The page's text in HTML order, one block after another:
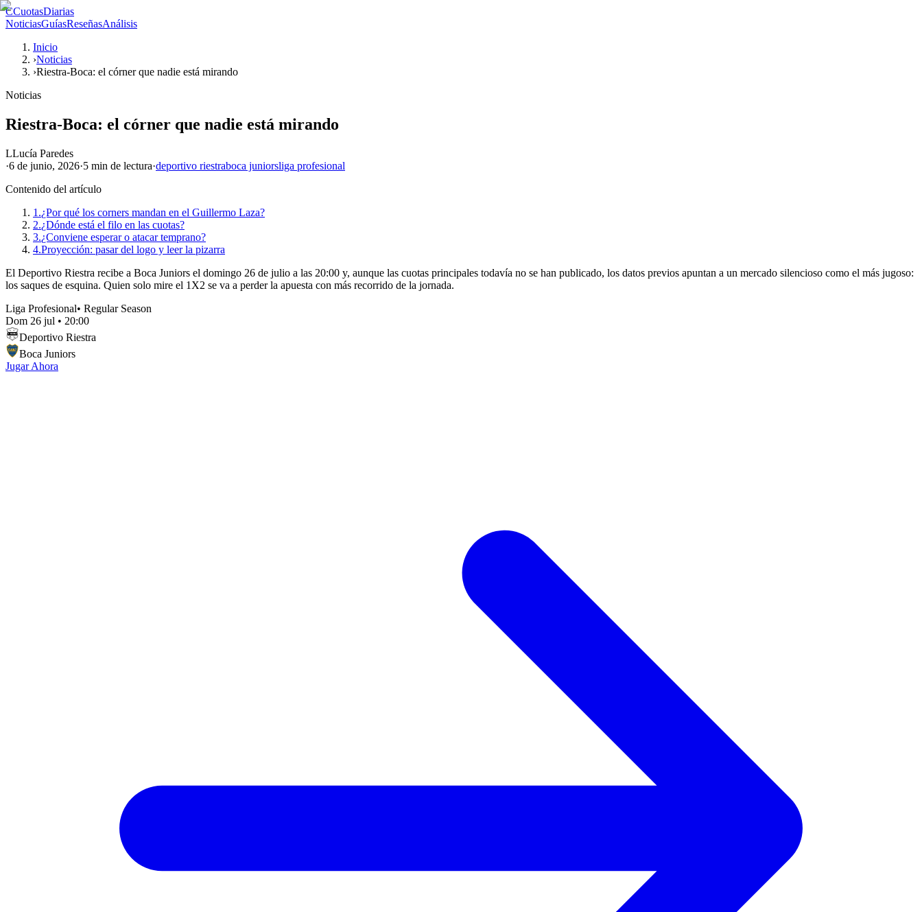
CCuotasDiarias
NoticiasGuíasReseñasAnálisis
Inicio
›Noticias
›Riestra-Boca: el córner que nadie está mirando
Noticias
Riestra-Boca: el córner que nadie está mirando
LLucía Paredes
·6 de junio, 2026·5 min de lectura·deportivo riestraboca juniorsliga profesional
Contenido del artículo
1.¿Por qué los corners mandan en el Guillermo Laza?
2.¿Dónde está el filo en las cuotas?
3.¿Conviene esperar o atacar temprano?
4.Proyección: pasar del logo y leer la pizarra
El Deportivo Riestra recibe a Boca Juniors el domingo 26 de julio a las 20:00 y, aunque las cuotas principales todavía no se han publicado, los datos previos apuntan a un mercado silencioso como el más jugoso:
los saques de esquina. Quien solo mire el 1X2 se va a perder la apuesta con más recorrido de la jornada.
Liga Profesional• Regular Season
Dom 26 jul • 20:00
Deportivo Riestra
Boca Juniors
Jugar Ahora